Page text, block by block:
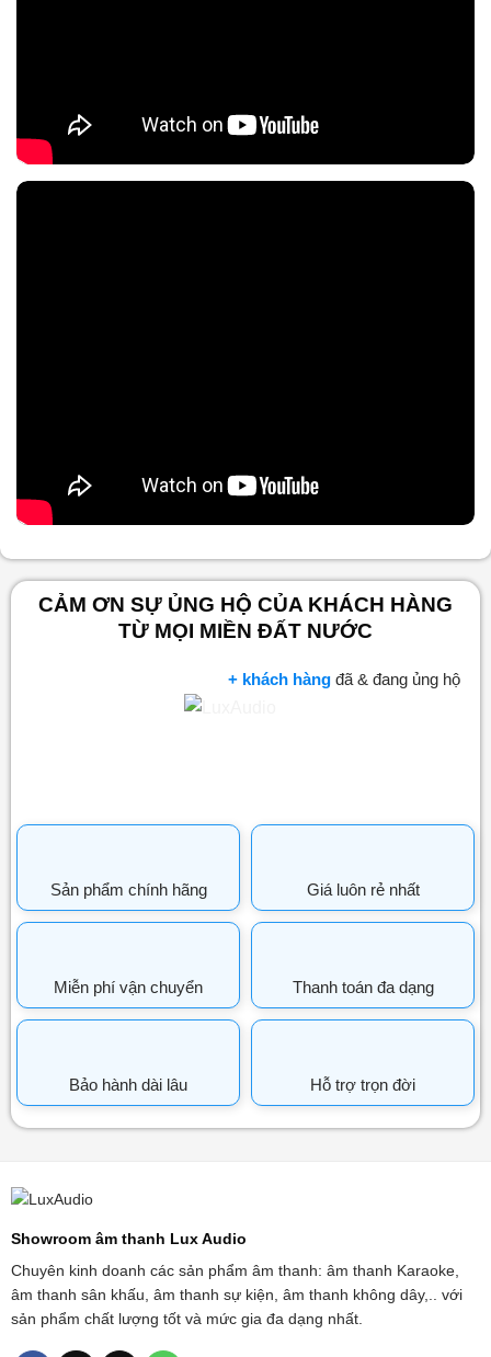
CẢM ƠN SỰ ỦNG HỘ CỦA KHÁCH HÀNG
TỪ MỌI MIỀN ĐẤT NƯỚC
+ khách hàng đã & đang ủng hộ
Sản phẩm chính hãng Giá luôn rẻ nhất
Miễn phí vận chuyển Thanh toán đa dạng
Bảo hành dài lâu Hỗ trợ trọn đời
Showroom âm thanh Lux Audio
Chuyên kinh doanh các sản phẩm âm thanh: âm thanh Karaoke,
âm thanh sân khấu, âm thanh sự kiện, âm thanh không dây,.. với
sản phẩm chất lượng tốt và mức gia đa dạng nhất.